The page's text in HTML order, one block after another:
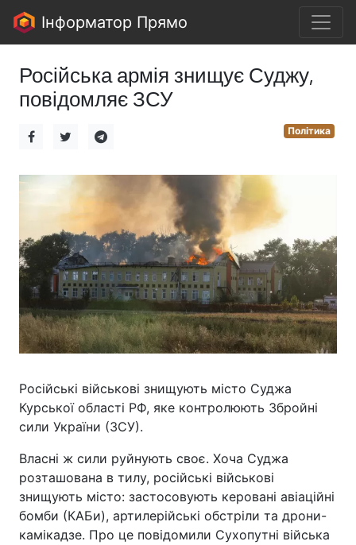
Інформатор Прямо
Російська армія знищує Суджу,
повідомляє ЗСУ
Політика
Російські військові знищують місто Суджа
Курської області РФ, яке контролюють Збройні
сили України (ЗСУ).
Власні ж сили руйнують своє. Хоча Суджа
розташована в тилу, російські військові
знищують місто: застосовують керовані авіаційні
бомби (КАБи), артилерійські обстріли та дрони-
камікадзе. Про це повідомили Сухопутні війська